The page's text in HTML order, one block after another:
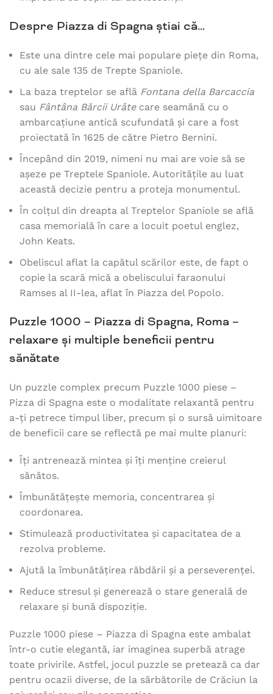
Despre Piazza di Spagna știai că…
Este una dintre cele mai populare piețe din Roma,
cu ale sale 135 de Trepte Spaniole.
La baza treptelor se află Fontana della Barcaccia
sau Fântâna Bărcii Urâte care seamănă cu o
ambarcațiune antică scufundată și care a fost
proiectată în 1625 de către Pietro Bernini.
Începând din 2019, nimeni nu mai are voie să se
așeze pe Treptele Spaniole. Autoritățile au luat
această decizie pentru a proteja monumentul.
În colțul din dreapta al Treptelor Spaniole se află
casa memorială în care a locuit poetul englez,
John Keats.
Obeliscul aflat la capătul scărilor este, de fapt o
copie la scară mică a obeliscului faraonului
Ramses al II-lea, aflat în Piazza del Popolo.
Puzzle 1000 – Piazza di Spagna, Roma –
relaxare și multiple beneficii pentru
sănătate
Un puzzle complex precum Puzzle 1000 piese –
Pizza di Spagna este o modalitate relaxantă pentru
a-ți petrece timpul liber, precum și o sursă uimitoare
de beneficii care se reflectă pe mai multe planuri:
Îți antrenează mintea și îți menține creierul
sănătos.
Îmbunătățește memoria, concentrarea și
coordonarea.
Stimulează productivitatea și capacitatea de a
rezolva probleme.
Ajută la îmbunătățirea răbdării și a perseverenței.
Reduce stresul și generează o stare generală de
relaxare și bună dispoziție.
Puzzle 1000 piese – Piazza di Spagna este ambalat
într-o cutie elegantă, iar imaginea superbă atrage
toate privirile. Astfel, jocul puzzle se pretează ca dar
pentru ocazii diverse, de la sărbătorile de Crăciun la